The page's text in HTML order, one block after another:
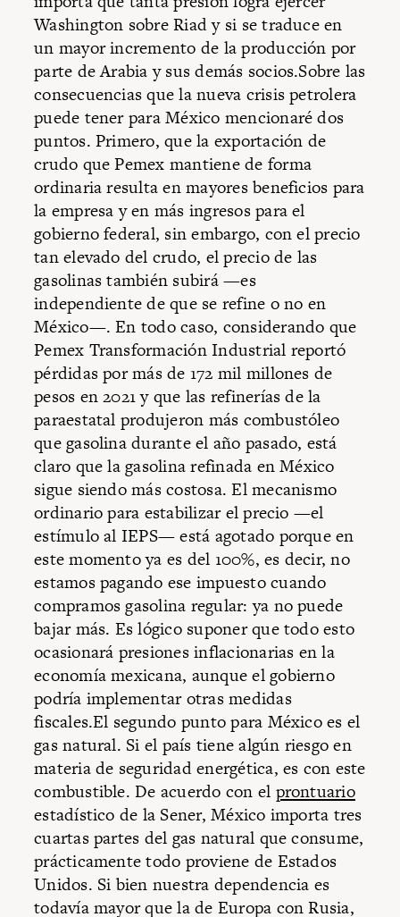
Washington sobre Riad y si se traduce en
un mayor incremento de la producción por
parte de Arabia y sus demás socios.Sobre las
consecuencias que la nueva crisis petrolera
puede tener para México mencionaré dos
puntos. Primero, que la exportación de
crudo que Pemex mantiene de forma
ordinaria resulta en mayores beneficios para
la empresa y en más ingresos para el
gobierno federal, sin embargo, con el precio
tan elevado del crudo, el precio de las
gasolinas también subirá —es
independiente de que se refine o no en
México—. En todo caso, considerando que
Pemex Transformación Industrial reportó
pérdidas por más de 172 mil millones de
pesos en 2021 y que las refinerías de la
paraestatal produjeron más combustóleo
que gasolina durante el año pasado, está
claro que la gasolina refinada en México
sigue siendo más costosa. El mecanismo
ordinario para estabilizar el precio —el
estímulo al IEPS— está agotado porque en
este momento ya es del 100%, es decir, no
estamos pagando ese impuesto cuando
compramos gasolina regular: ya no puede
bajar más. Es lógico suponer que todo esto
ocasionará presiones inflacionarias en la
economía mexicana, aunque el gobierno
podría implementar otras medidas
fiscales.El segundo punto para México es el
gas natural. Si el país tiene algún riesgo en
materia de seguridad energética, es con este
combustible. De acuerdo con el prontuario
estadístico de la Sener, México importa tres
cuartas partes del gas natural que consume,
prácticamente todo proviene de Estados
Unidos. Si bien nuestra dependencia es
todavía mayor que la de Europa con Rusia,